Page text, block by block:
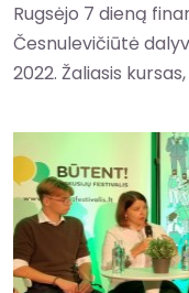
Rugsėjo 7 dieną
Česnulevičiūtė
2022. Žaliasis